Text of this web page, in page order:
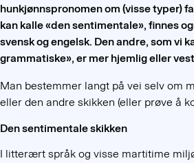
hunkjønnspronomen om (visse typer)
kan kalle «den sentimentale», finnes
svensk og engelsk. Den andre, som vi
grammatiske», er mer hjemlig eller
Man bestemmer langt på vei selv om
eller den andre skikken (eller prøve å
Den sentimentale skikken
I litterært språk og visse martitime